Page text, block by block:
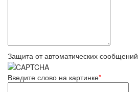
Защита от автоматических сообщений
Введите слово на картинке*